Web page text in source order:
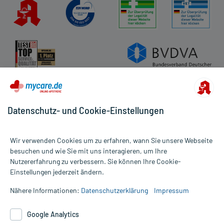
Alle Preise gelten inkl. MwSt., ggf. zzgl. Versandkosten
Informationen auf dieser Website werden ausschließlich für
die Untersuchung und Behandlung durch einen Arzt. Bitte
Therapien eingeleitet werden können. | Diese Webseite benutzt
Datenschutz- und Cookie-Einstellungen
Wir verwenden Cookies um zu erfahren, wann Sie unsere Webseite
besuchen und wie Sie mit uns interagieren, um Ihre
Nutzererfahrung zu verbessern. Sie können Ihre Cookie-
Einstellungen jederzeit ändern.
Nähere Informationen: Datenschutzerklärung Impressum
Google Analytics